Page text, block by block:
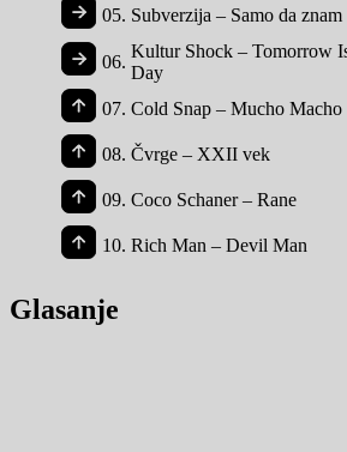
05. Subverzija – Samo da znam
06.
Kultur Shock – Tomorrow
Day
07. Cold Snap – Mucho Macho
08. Čvrge – XXII vek
09. Coco Schaner – Rane
10. Rich Man – Devil Man
Glasanje